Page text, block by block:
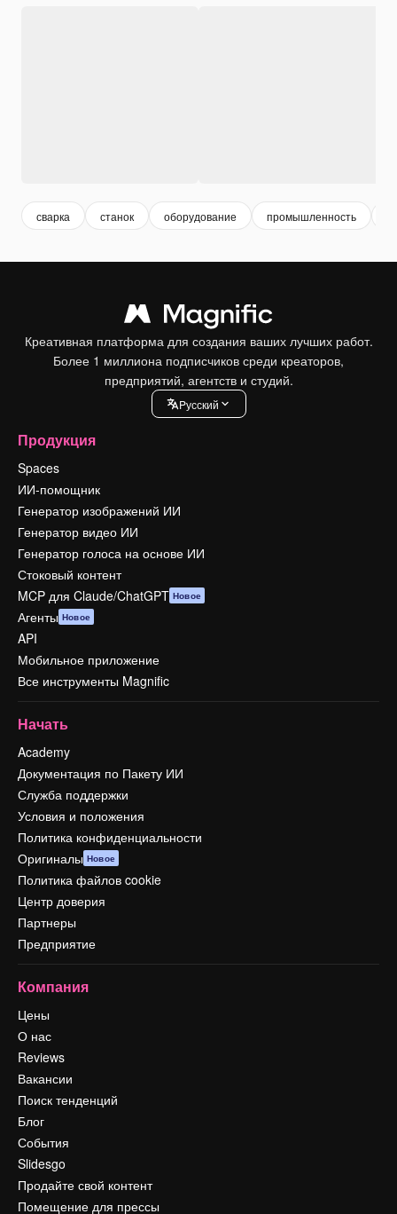
сварка станок оборудование промышленность
Креативная платформа для создания ваших лучших работ.
Более 1 миллиона подписчиков среди креаторов,
предприятий, агентств и студий.
Pусский
Продукция
Spaces
ИИ-помощник
Генератор изображений ИИ
Генератор видео ИИ
Генератор голоса на основе ИИ
Стоковый контент
MCP для Claude/ChatGPT Новое
Агенты Новое
API
Мобильное приложение
Все инструменты Magnific
Начать
Academy
Документация по Пакету ИИ
Служба поддержки
Условия и положения
Политика конфиденциальности
Оригиналы Новое
Политика файлов cookie
Центр доверия
Партнеры
Предприятие
Компания
Цены
О нас
Reviews
Вакансии
Поиск тенденций
Блог
События
Slidesgo
Продайте свой контент
Помещение для прессы